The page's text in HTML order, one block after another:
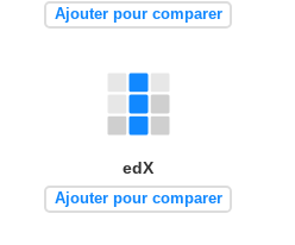
Ajouter pour comparer
edX
Ajouter pour comparer